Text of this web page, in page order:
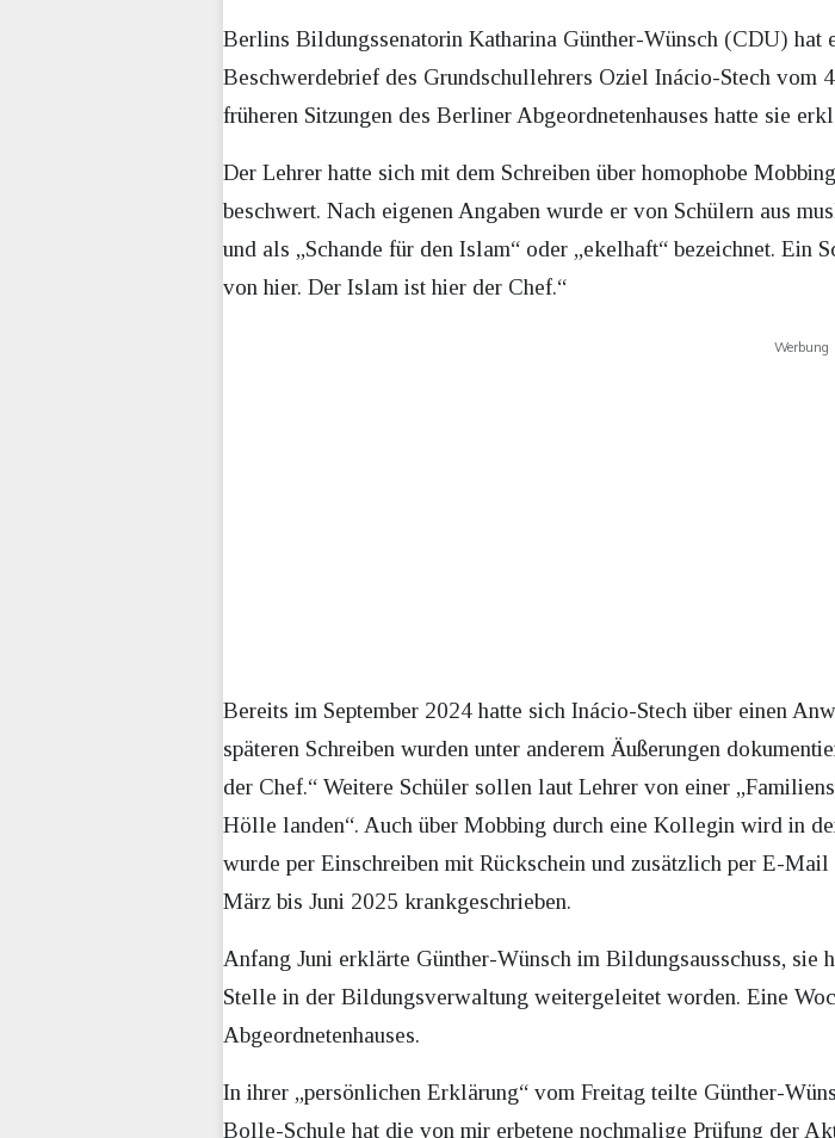
Berlins Bildungssenatorin Katharina Günther-Wünsch (CDU) hat
Beschwerdebrief des Grundschullehrers Oziel Inácio-Stech vom
früheren Sitzungen des Berliner Abgeordnetenhauses hatte sie
Der Lehrer hatte sich mit dem Schreiben über homophobe
beschwert. Nach eigenen Angaben wurde er von Schülern aus
und als „Schande für den Islam“ oder „ekelhaft“ bezeichnet. Ein
von hier. Der Islam ist hier der Chef.“
Werbung
Bereits im September 2024 hatte sich Inácio-Stech über einen
späteren Schreiben wurden unter anderem Äußerungen
der Chef.“ Weitere Schüler sollen laut Lehrer von einer
Hölle landen“. Auch über Mobbing durch eine Kollegin wird in
wurde per Einschreiben mit Rückschein und zusätzlich per E-
März bis Juni 2025 krankgeschrieben.
Anfang Juni erklärte Günther-Wünsch im Bildungsausschuss, sie
Stelle in der Bildungsverwaltung weitergeleitet worden. Eine
Abgeordnetenhauses.
In ihrer „persönlichen Erklärung“ vom Freitag teilte Günther-
Bolle-Schule hat die von mir erbetene nochmalige Prüfung der